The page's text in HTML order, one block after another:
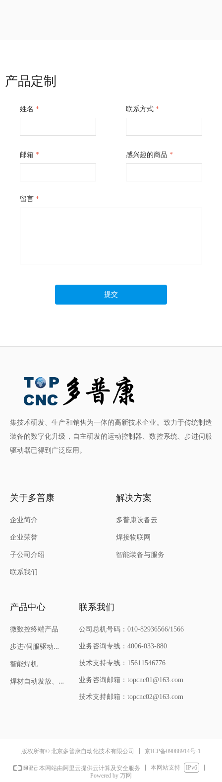
产品定制
姓名 * 联系方式 *
邮箱 * 感兴趣的商品 *
留言 *
提交
关于多普康
企业简介
企业荣誉
子公司介绍
联系我们
解决方案
多普康设备云
焊接物联网
智能装备与服务
联系我们
公司总机号码：010-82936566/1566
业务咨询专线：4006-033-880
技术支持专线：15611546776
业务咨询邮箱：topcnc01@163.com
技术支持邮箱：topcnc02@163.com
产品中心
微数控终端产品
步
进/伺服驱动器和电机
智能焊机
焊
材自动发放、回收机
集技术研发、生产和销售为一体的高新技术企业。致力于传统制造
装备的数字化升级，自主研发的运动控制器、数控系统、步进伺服
驱动器已得到广泛应用。
版权所有© 北京多普康自动化技术有限公司 京ICP备09088914号-1
本网站由阿里云提供云计算及安全服务 本网站支持
IPv6
Powered by 万网